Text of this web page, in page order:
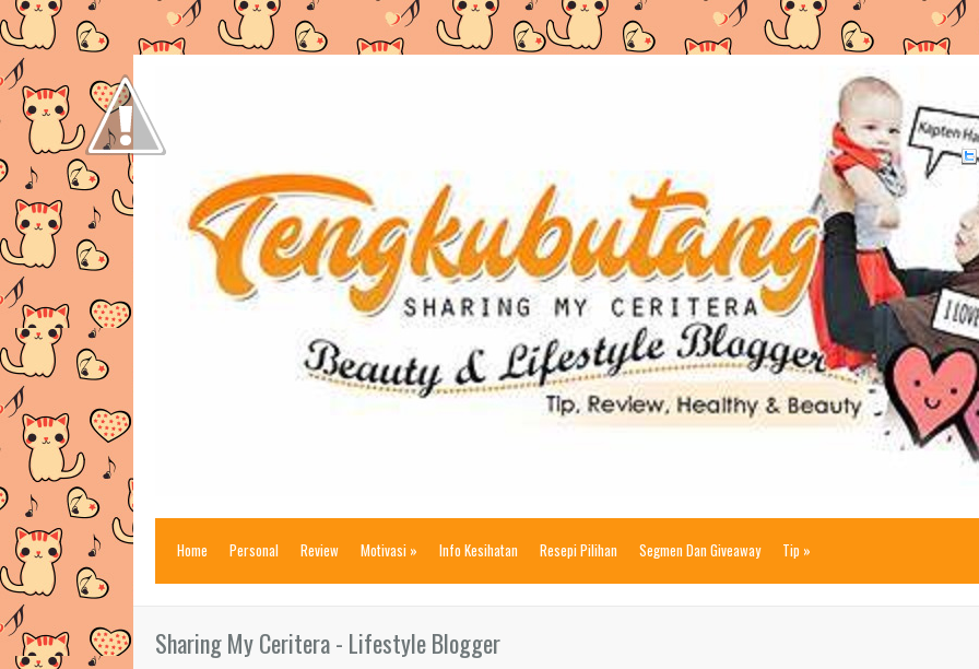
Home Personal Review Motivasi » Info Kesihatan Resepi Pilihan Segmen Dan Giveaway Tip »
Sharing My Ceritera - Lifestyle Blogger